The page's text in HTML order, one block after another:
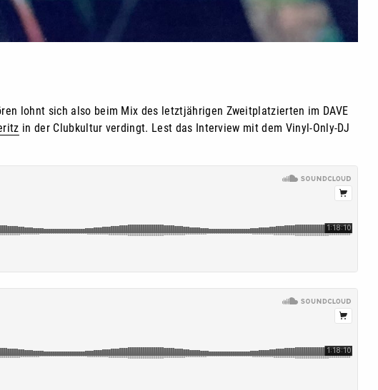
lohnt sich also beim Mix des letztjährigen Zweitplatzierten im DAVE
in der Clubkultur verdingt. Lest das Interview mit dem Vinyl-Only-DJ